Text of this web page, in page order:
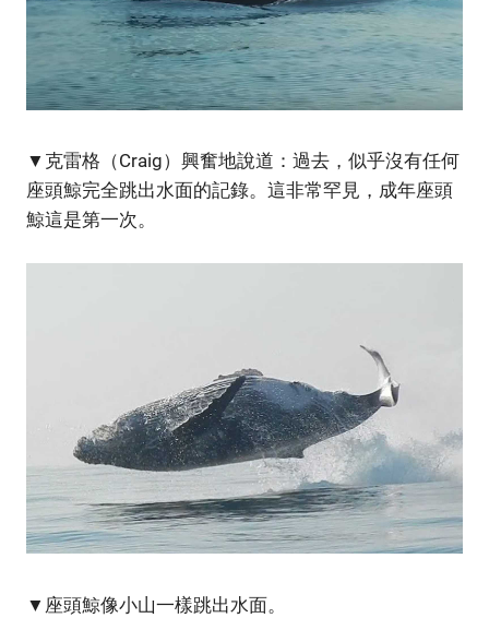
▼克雷格（Craig）興奮地說道：過去，似乎沒有任何
座頭鯨完全跳出水面的記錄。這非常罕見，成年座頭
鯨這是第一次。
▼座頭鯨像小山一樣跳出水面。